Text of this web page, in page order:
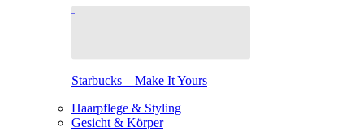
Starbucks – Make It Yours
Haarpflege & Styling
Gesicht & Körper